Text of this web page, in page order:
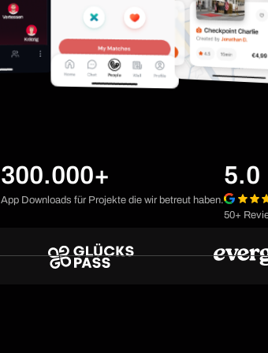
300.000+
App Downloads für Projekte die wir betreut haben.
5.0
50+